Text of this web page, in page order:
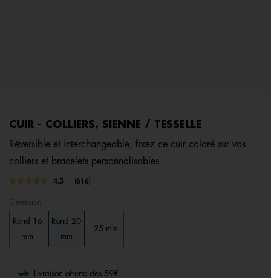
CUIR - COLLIERS, SIENNE / TESSELLE
Réversible et interchangeable, fixez ce cuir coloré sur vos
colliers et bracelets personnalisables
4,7 out of 5 Customer Rating
4.5
Lire
Lien
sur
(616)
Dimension
Rond 16
mm
Rond 20
mm
25 mm
Livraison offerte dès 59€